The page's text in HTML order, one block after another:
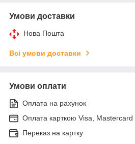
Умови доставки
Нова Пошта
Всі умови доставки
Умови оплати
Оплата на рахунок
Оплата карткою Visa, Mastercard
Переказ на картку